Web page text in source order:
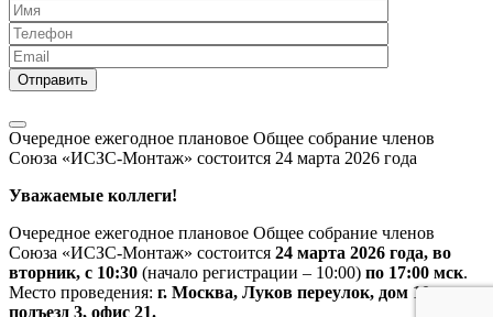
Очередное ежегодное плановое Общее собрание членов
Союза «ИСЗС-Монтаж» состоится 24 марта 2026 года
Уважаемые коллеги!
Очередное ежегодное плановое Общее собрание членов
Союза «ИСЗС-Монтаж» состоится 24 марта 2026 года, во
вторник, с 10:30 (начало регистрации – 10:00) по 17:00 мск.
Место проведения: г. Москва, Луков переулок, дом 10,
подъезд 3, офис 21.